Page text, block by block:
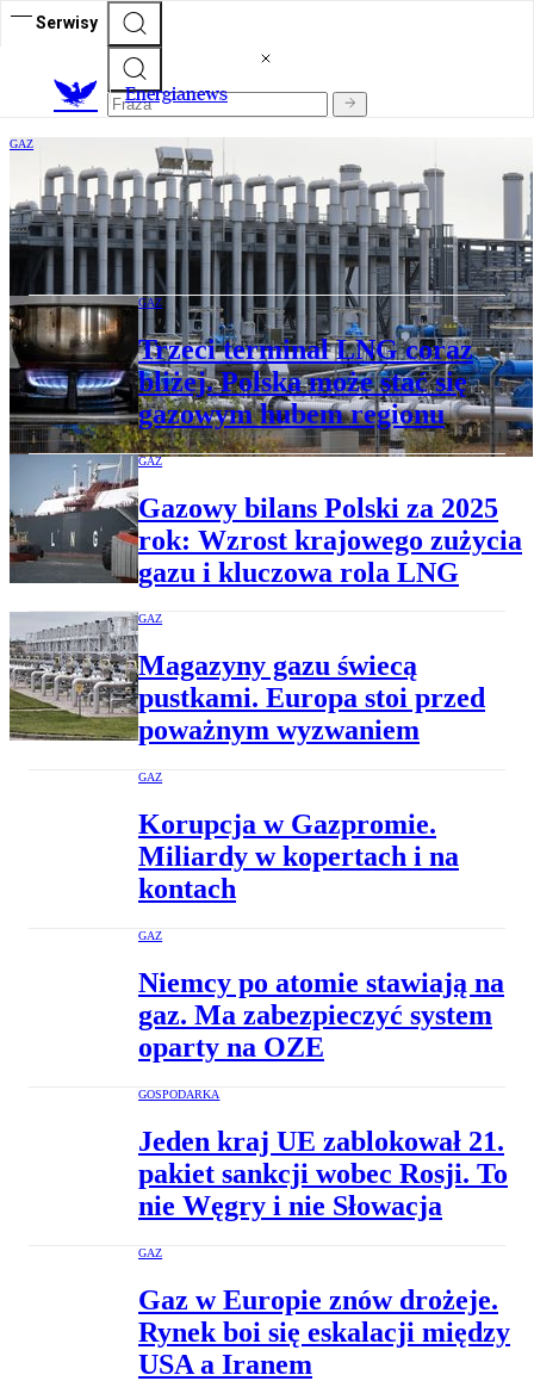
Serwisy
Energianews
GAZ
Niemieckie magazyny gazu świecą
pustkami. Problem może uderzyć w całą
Europę
GAZ
Trzeci terminal LNG coraz
bliżej. Polska może stać się
gazowym hubem regionu
GAZ
Gazowy bilans Polski za 2025
rok: Wzrost krajowego zużycia
gazu i kluczowa rola LNG
GAZ
Magazyny gazu świecą
pustkami. Europa stoi przed
poważnym wyzwaniem
GAZ
Korupcja w Gazpromie.
Miliardy w kopertach i na
kontach
GAZ
Niemcy po atomie stawiają na
gaz. Ma zabezpieczyć system
oparty na OZE
GOSPODARKA
Jeden kraj UE zablokował 21.
pakiet sankcji wobec Rosji. To
nie Węgry i nie Słowacja
GAZ
Gaz w Europie znów drożeje.
Rynek boi się eskalacji między
USA a Iranem